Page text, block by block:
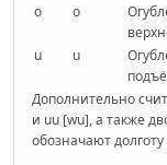
o
o
u
u
Дополнительно
и uu [wu], а также
обозначают